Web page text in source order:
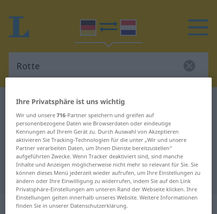
Deutsch-Niederländisch Wörterbuch
Deutsch-Niederländisch
Übersetzung für "Rotte"
"Rotte" Niederländisch
Übersetzung
„Rotte“: Femininum, weiblich
Ihre Privatsphäre ist uns wichtig
Wir und unsere716-Partner speichern und greifen auf
personenbezogene Daten wie Browserdaten oder eindeutige
Kennungen auf Ihrem Gerät zu. Durch Auswahl von Akzeptieren
aktivieren Sie Tracking-Technologien für die unter „Wir und unsere
Partner verarbeiten Daten, um Ihnen Dienste bereitzustellen“
aufgeführten Zwecke. Wenn Tracker deaktiviert sind, sind manche
Inhalte und Anzeigen möglicherweise nicht mehr so relevant für Sie. Sie
können dieses Menü jederzeit wieder aufrufen, um Ihre Einstellungen zu
ändern oder Ihre Einwilligung zu widerrufen, indem Sie auf den Link
Privatsphäre-Einstellungen am unteren Rand der Webseite klicken. Ihre
Einstellungen gelten innerhalb unseres Website. Weitere Informationen
finden Sie in unserer Datenschutzerklärung.